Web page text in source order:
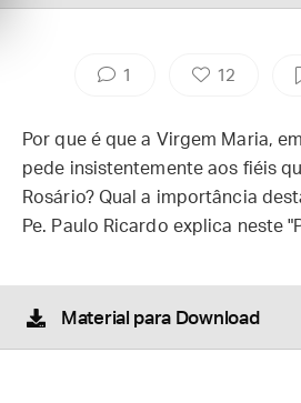
1 12
Por que é que a Virgem Maria,
pede insistentemente aos fiéis
Rosário? Qual a importância
Pe. Paulo Ricardo explica neste
Material para Download